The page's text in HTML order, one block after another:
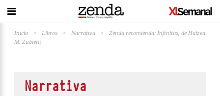
Inicio > Libros > Narrativa >
Zenda recomienda: Infinitas, de Haizea
M. Zubieta
Narrativa